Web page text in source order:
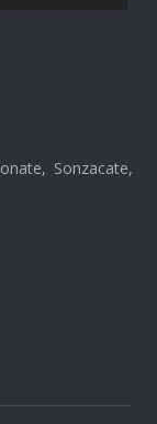
Sonzacate,